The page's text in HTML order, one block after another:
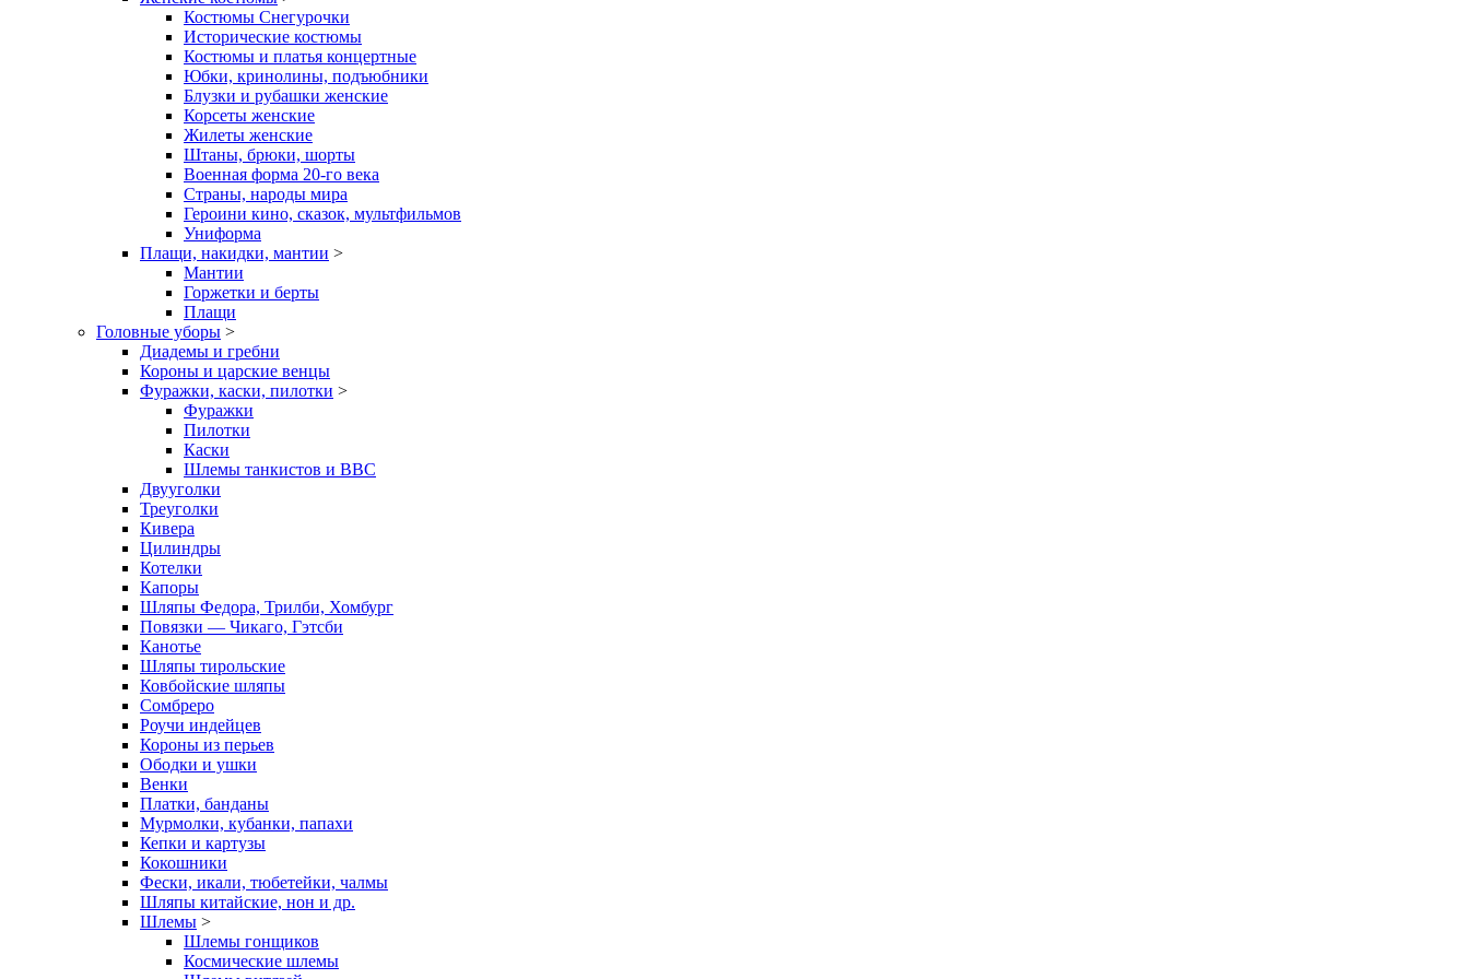
Костюмы Снегурочки
Исторические костюмы
Костюмы и платья концертные
Юбки, кринолины, подъюбники
Блузки и рубашки женские
Корсеты женские
Жилеты женские
Штаны, брюки, шорты
Военная форма 20-го века
Страны, народы мира
Героини кино, сказок, мультфильмов
Униформа
Плащи, накидки, мантии >
Мантии
Горжетки и берты
Плащи
Головные уборы >
Диадемы и гребни
Короны и царские венцы
Фуражки, каски, пилотки >
Фуражки
Пилотки
Каски
Шлемы танкистов и ВВС
Двууголки
Треуголки
Кивера
Цилиндры
Котелки
Капоры
Шляпы Федора, Трилби, Хомбург
Повязки — Чикаго, Гэтсби
Канотье
Шляпы тирольские
Ковбойские шляпы
Сомбреро
Роучи индейцев
Короны из перьев
Ободки и ушки
Венки
Платки, банданы
Мурмолки, кубанки, папахи
Кепки и картузы
Кокошники
Фески, икали, тюбетейки, чалмы
Шляпы китайские, нон и др.
Шлемы >
Шлемы гонщиков
Космические шлемы